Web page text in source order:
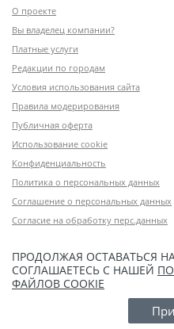
О проекте
Вы владелец компании?
Платные услуги
Редакции по городам
Условия использования сайта
Правила модерирования
Публичная оферта
Использование cookie
Конфиденциальность
Политика о персональных данных
Соглашение о персональных данных
Согласие на обработку перс.данных
ПРОДОЛЖАЯ ОСТАВАТЬСЯ
СОГЛАШАЕТЕСЬ С НАШЕЙ
ФАЙЛОВ COOKIE